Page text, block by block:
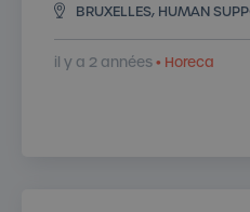
BRUXELLES, HUMAN
il y a 2 années• Horeca